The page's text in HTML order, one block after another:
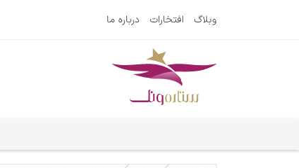
وبلاگ افتخارات درباره ما